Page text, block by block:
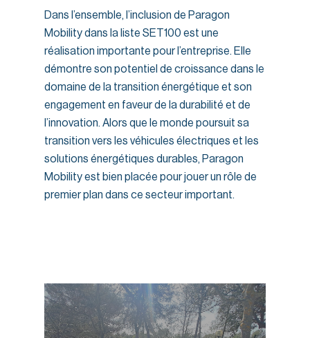
Dans l’ensemble, l’inclusion de Paragon
Mobility dans la liste SET100 est une
réalisation importante pour l’entreprise. Elle
démontre son potentiel de croissance dans le
domaine de la transition énergétique et son
engagement en faveur de la durabilité et de
l’innovation. Alors que le monde poursuit sa
transition vers les véhicules électriques et les
solutions énergétiques durables, Paragon
Mobility est bien placée pour jouer un rôle de
premier plan dans ce secteur important.